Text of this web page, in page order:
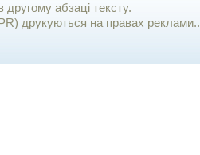
абзаці тексту.
друкуються на правах реклами..